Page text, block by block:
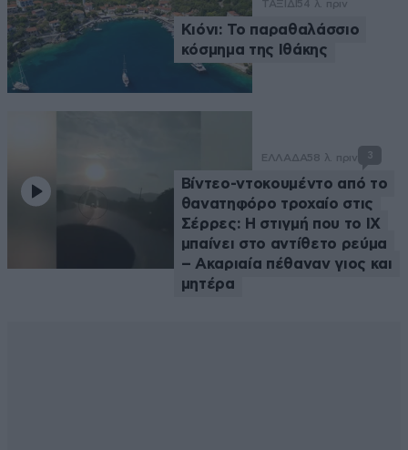
ΤΑΞΙΔΙ54 λ. πριν
Κιόνι: Το παραθαλάσσιο
κόσμημα της Ιθάκης
ΕΛΛΑΔΑ58 λ. πριν 3
Βίντεο-ντοκουμέντο από το
θανατηφόρο τροχαίο στις
Σέρρες: Η στιγμή που το ΙΧ
μπαίνει στο αντίθετο ρεύμα
– Ακαριαία πέθαναν γιος και
μητέρα